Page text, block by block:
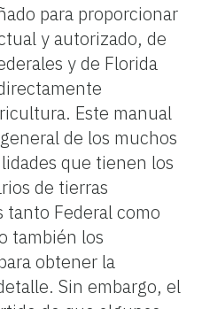
para proporcionar
y autorizado, de
y de Florida
Este manual
de los muchos
que tienen los
de tierras
tanto Federal como
también los
obtener la
Sin embargo, el